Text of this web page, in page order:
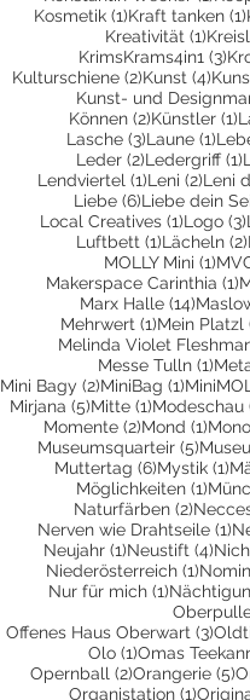
Kosmetik (1)1 Beitrag
Kraft tanken (1)
Kreativität (1)1
KrimsKrams4in1 (3)3
Kulturschiene (2)2 Beiträge
Kunst (4)4
Kunst- und
Können (2)2 Beiträge
Künstler (1)
Lasche (3)3 Beiträge
Laune (1)1
Leder (2)2 Beiträge
Ledergriff (1)
Lendviertel (1)1 Beitrag
Leni (2)2
Leni
Liebe (6)6 Beiträge
Liebe dein
Local Creatives (1)1 Beitrag
Logo (3)
Luftbett (1)1 Beitrag
Lächeln (2)
MOLLY Mini (1)1
Makerspace Carinthia (1)
Marx Halle (14)14
Mehrwert (1)1 Beitrag
Mein Platzl
Melinda Violet
Messe Tulln (1)1
Mini Bagy (2)2 Beiträge
MiniBag (1)1 Beitrag
Mirjana (5)5 Beiträge
Mitte (1)1 Beitrag
Modeschau
Momente (2)2 Beiträge
Mond (1)1
Museumsquarteir (5)5
Muttertag (6)6 Beiträge
Mystik (1)1
Möglichkeiten (1)1
Naturfärben (2)2
Nerven wie Drahtseile (1)1
Neujahr (1)1 Beitrag
Neustift (4)4
Niederösterreich (1)1
Nur für mich (1)1 Beitrag
Offenes Haus Oberwart (3)3
Olo (1)1 Beitrag
Omas
Opernball (2)2 Beiträge
Orangerie (5)5
Organistation (1)1